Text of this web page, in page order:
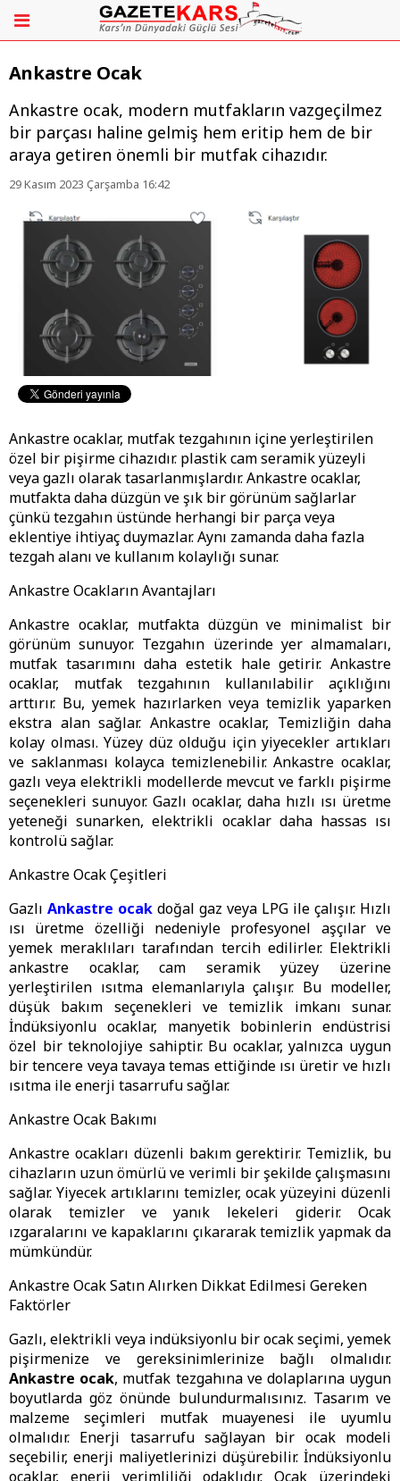
Ankastre Ocak
Ankastre ocak, modern mutfakların vazgeçilmez
bir parçası haline gelmiş hem eritip hem de bir
araya getiren önemli bir mutfak cihazıdır.
29 Kasım 2023 Çarşamba 16:42
Ankastre ocaklar, mutfak tezgahının içine yerleştirilen
özel bir pişirme cihazıdır. plastik cam seramik yüzeyli
veya gazlı olarak tasarlanmışlardır. Ankastre ocaklar,
mutfakta daha düzgün ve şık bir görünüm sağlarlar
çünkü tezgahın üstünde herhangi bir parça veya
eklentiye ihtiyaç duymazlar. Aynı zamanda daha fazla
tezgah alanı ve kullanım kolaylığı sunar.
Ankastre Ocakların Avantajları
Ankastre ocaklar, mutfakta düzgün ve minimalist bir
görünüm sunuyor. Tezgahın üzerinde yer almamaları,
mutfak tasarımını daha estetik hale getirir. Ankastre
ocaklar, mutfak tezgahının kullanılabilir açıklığını
arttırır. Bu, yemek hazırlarken veya temizlik yaparken
ekstra alan sağlar. Ankastre ocaklar, Temizliğin daha
kolay olması. Yüzey düz olduğu için yiyecekler artıkları
ve saklanması kolayca temizlenebilir. Ankastre ocaklar,
gazlı veya elektrikli modellerde mevcut ve farklı pişirme
seçenekleri sunuyor. Gazlı ocaklar, daha hızlı ısı üretme
yeteneği sunarken, elektrikli ocaklar daha hassas ısı
kontrolü sağlar.
Ankastre Ocak Çeşitleri
Gazlı Ankastre ocak doğal gaz veya LPG ile çalışır. Hızlı
ısı üretme özelliği nedeniyle profesyonel aşçılar ve
yemek meraklıları tarafından tercih edilirler. Elektrikli
ankastre ocaklar, cam seramik yüzey üzerine
yerleştirilen ısıtma elemanlarıyla çalışır. Bu modeller,
düşük bakım seçenekleri ve temizlik imkanı sunar.
İndüksiyonlu ocaklar, manyetik bobinlerin endüstrisi
özel bir teknolojiye sahiptir. Bu ocaklar, yalnızca uygun
bir tencere veya tavaya temas ettiğinde ısı üretir ve hızlı
ısıtma ile enerji tasarrufu sağlar.
Ankastre Ocak Bakımı
Ankastre ocakları düzenli bakım gerektirir. Temizlik, bu
cihazların uzun ömürlü ve verimli bir şekilde çalışmasını
sağlar. Yiyecek artıklarını temizler, ocak yüzeyini düzenli
olarak temizler ve yanık lekeleri giderir. Ocak
ızgaralarını ve kapaklarını çıkararak temizlik yapmak da
mümkündür.
Ankastre Ocak Satın Alırken Dikkat Edilmesi Gereken
Faktörler
Gazlı, elektrikli veya indüksiyonlu bir ocak seçimi, yemek
pişirmenize ve gereksinimlerinize bağlı olmalıdır.
Ankastre ocak, mutfak tezgahına ve dolaplarına uygun
boyutlarda göz önünde bulundurmalısınız. Tasarım ve
malzeme seçimleri mutfak muayenesi ile uyumlu
olmalıdır. Enerji tasarrufu sağlayan bir ocak modeli
seçebilir, enerji maliyetlerinizi düşürebilir. İndüksiyonlu
ocaklar, enerji verimliliği odaklıdır. Ocak üzerindeki